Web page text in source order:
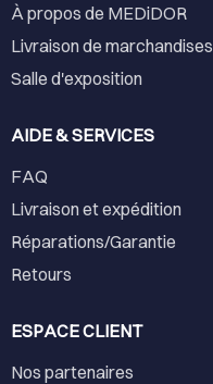
À propos de MEDiDOR
Livraison de marchandises
Salle d'exposition
AIDE & SERVICES
FAQ
Livraison et expédition
Réparations/Garantie
Retours
ESPACE CLIENT
Nos partenaires